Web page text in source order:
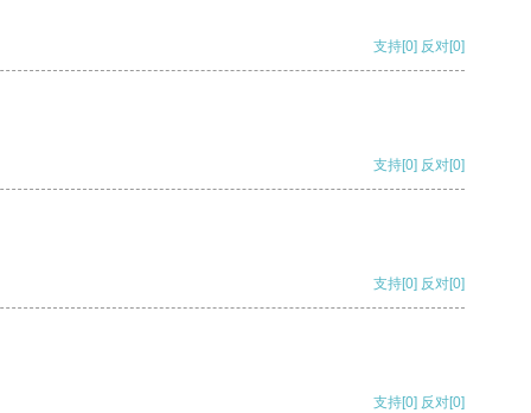
支持[0] 反对[0]
支持[0] 反对[0]
支持[0] 反对[0]
支持[0] 反对[0]